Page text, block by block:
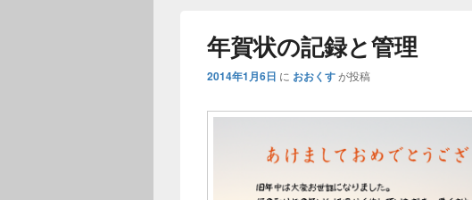
年賀状の記録と管理
2014年1月6日 に おおくすが投稿